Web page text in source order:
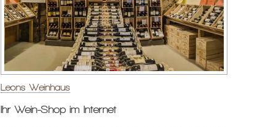
Leons Weinhaus
Ihr Wein-Shop im Internet